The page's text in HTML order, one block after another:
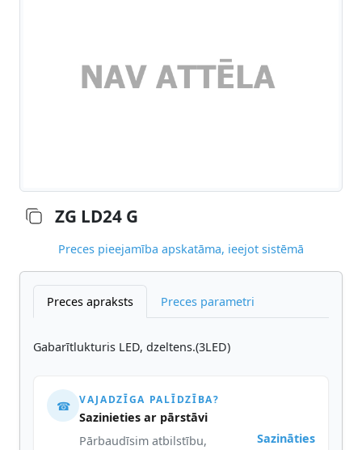
ZG LD24 G
Preces pieejamība apskatāma, ieejot sistēmā
Preces apraksts Preces parametri
Gabarītlukturis LED, dzeltens.(3LED)
☎ VAJADZĪGA PALĪDZĪBA?
Sazinieties ar pārstāvi
Pārbaudīsim atbilstību,
Sazināties